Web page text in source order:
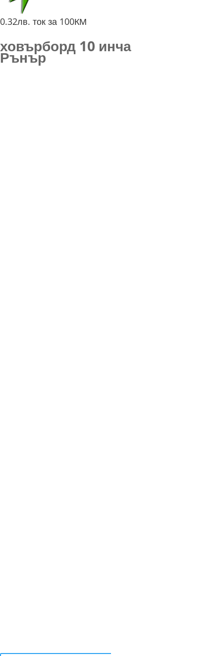
0.32лв. ток за 100КМ
ховърборд 10 инча
Рънър